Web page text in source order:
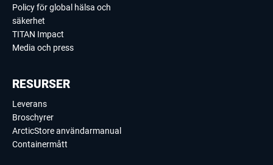
Policy för global hälsa och
säkerhet
TITAN Impact
Media och press
RESURSER
Leverans
Broschyrer
ArcticStore användarmanual
Containermått